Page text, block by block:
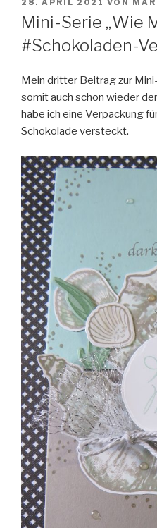
AM
28. APRIL 2021 VON
Mini-Serie „Wie
#Schokoladen-
Mein dritter Beitrag zur
somit auch schon wieder
habe ich eine Verpackung
Schokolade versteckt.